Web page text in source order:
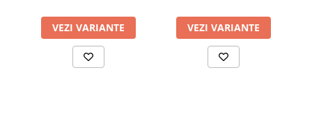
VEZI VARIANTE VEZI VARIANTE